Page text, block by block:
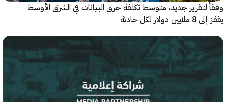
جديد، متوسط تكلفة خرق البيانات في الشرق الأوسط
لكل حادثة